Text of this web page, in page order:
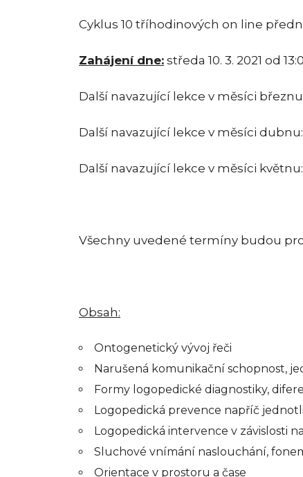
Cyklus 10 tříhodinových on line
Zahájení dne: středa 10. 3. 2021 od
Další navazující lekce v měsíci březnu:
Další navazující lekce v měsíci dubnu:
Další navazující lekce v měsíci květnu:
Všechny uvedené termíny budou
Obsah:
Ontogenetický vývoj řeči
Narušená komunikační schopnost,
Formy logopedické diagnostiky,
Logopedická prevence napříč
Logopedická intervence v závislosti
Sluchové vnímání naslouchání,
Orientace v prostoru a čase